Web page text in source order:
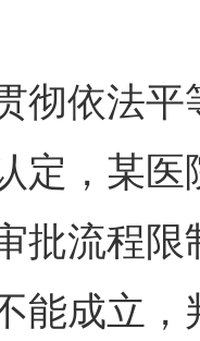
依法平
定，某
批流程
能成立